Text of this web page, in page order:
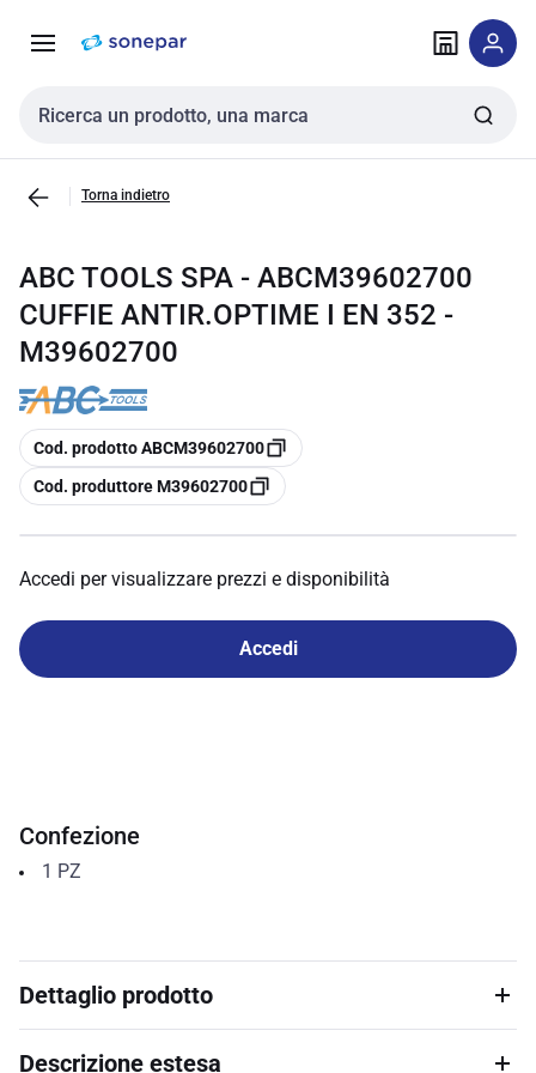
navigazione alla
Cerca input
Torna indietro
ABC TOOLS SPA - ABCM39602700
CUFFIE ANTIR.OPTIME I EN 352 -
M39602700
copia
Cod. prodotto ABCM39602700
copia
Cod. produttore M39602700
Accedi per visualizzare prezzi e disponibilità
Accedi
Confezione
1 PZ
Dettaglio prodotto
Descrizione estesa